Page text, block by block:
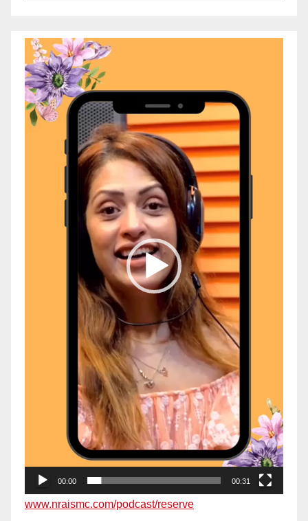
Video
Player
00:00 00:31
www.nraismc.com/podcast/reserve